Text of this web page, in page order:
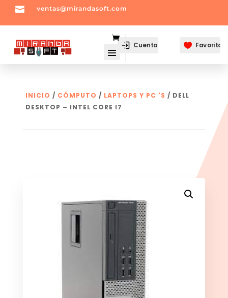
 ventas@mirandasoft.com
Cuenta  Favoritos
INICIO / CÓMPUTO / LAPTOPS Y PC 'S / DELL
DESKTOP – INTEL CORE I7